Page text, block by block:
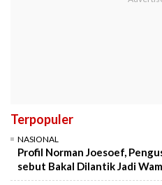
Terpopuler
NASIONAL
Profil Norman Joesoef,
sebut Bakal Dilantik Jadi